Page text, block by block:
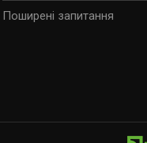
Поширені запитання